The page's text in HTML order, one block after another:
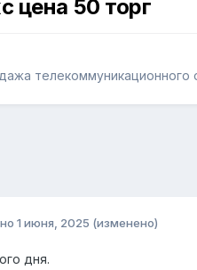
цена 50 торг
телекоммуникационного
1 июня, 2025 (изменено)
дня.